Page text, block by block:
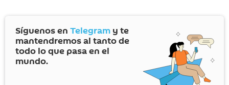
Síguenos en Telegram y te
mantendremos al tanto de
todo lo que pasa en el
mundo.